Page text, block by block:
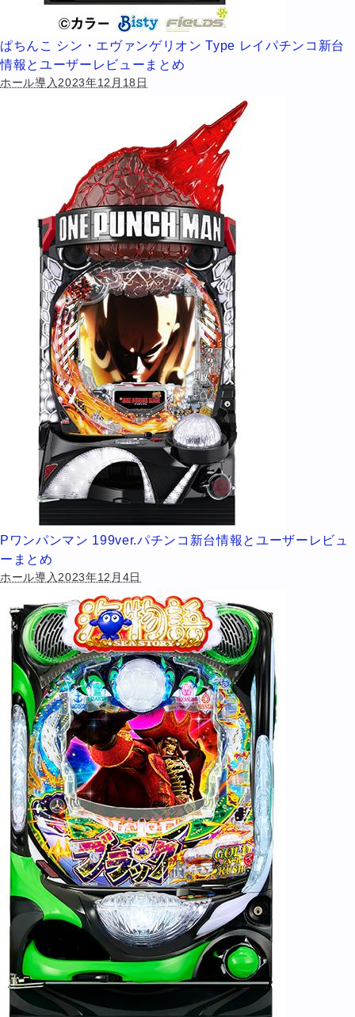
ぱちんこ シン・エヴァンゲリオン Type レイパチンコ新台
情報とユーザーレビューまとめ
ホール導入2023年12月18日
Pワンパンマン 199ver.パチンコ新台情報とユーザーレビュ
ーまとめ
ホール導入2023年12月4日